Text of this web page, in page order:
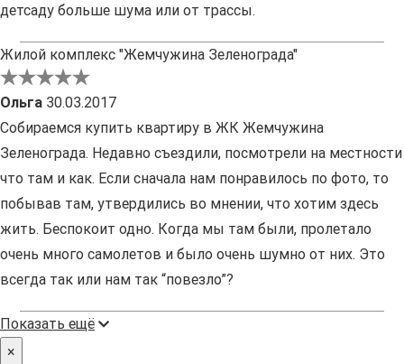
детсаду больше шума или от трассы.
Жилой комплекс "Жемчужина Зеленограда"
Ольга 30.03.2017
Собираемся купить квартиру в ЖК Жемчужина
Зеленограда. Недавно съездили, посмотрели на местности
что там и как. Если сначала нам понравилось по фото, то
побывав там, утвердились во мнении, что хотим здесь
жить. Беспокоит одно. Когда мы там были, пролетало
очень много самолетов и было очень шумно от них. Это
всегда так или нам так “повезло”?
Показать ещё
×